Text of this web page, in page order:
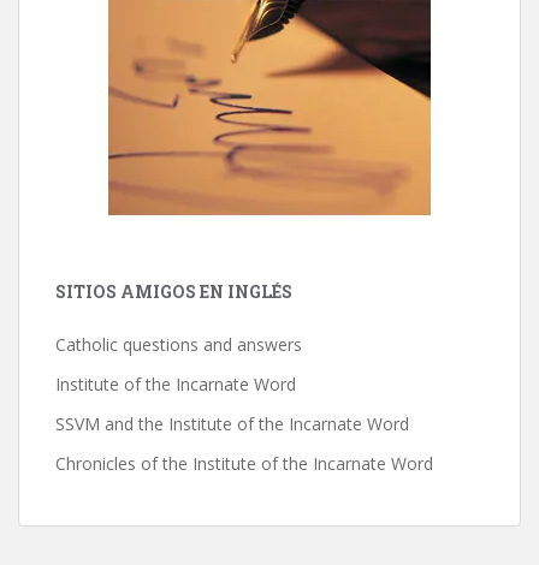
SITIOS AMIGOS EN INGLÉS
Catholic questions and answers
Institute of the Incarnate Word
SSVM and the Institute of the Incarnate Word
Chronicles of the Institute of the Incarnate Word